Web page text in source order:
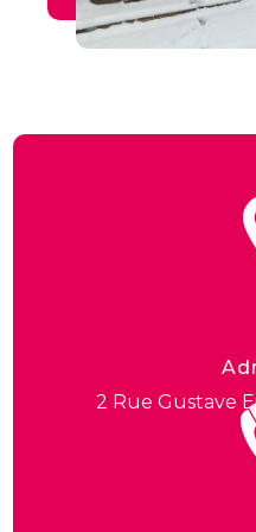
2 Rue Gustave